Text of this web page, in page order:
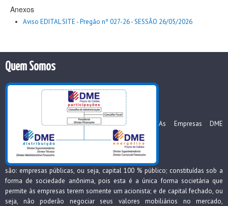
Anexos
Aviso EDITAL SITE - Pregão nº 027-26 - SESSÃO 26/05/2026
Quem Somos
As Empresas DME
são: empresas públicas, ou seja, capital 100 % público; constituídas sob a
forma de sociedade anônima, pois esta é a única forma societária que
permite às empresas terem somente um acionista; e de capital fechado, ou
seja, não poderão negociar seus valores mobiliários no mercado,